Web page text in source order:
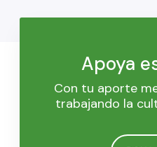
Apoya
Con tu aporte
trabajando la